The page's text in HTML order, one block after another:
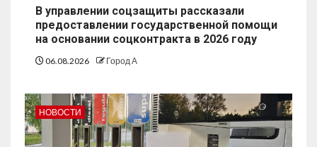
В управлении соцзащиты рассказали
предоставлении государственной помощи
на основании соцконтракта в 2026 году
06.08.2026 Город А
НОВОСТИ